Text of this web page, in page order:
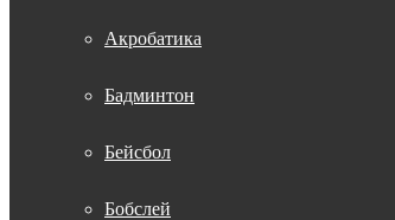
Акробатика
Бадминтон
Бейсбол
Бобслей